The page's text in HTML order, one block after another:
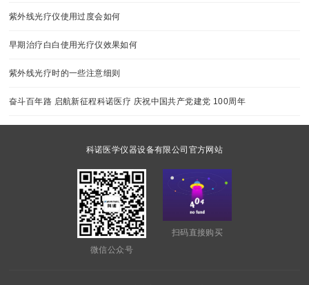
紫外线光疗仪使用过度会如何
早期治疗白白使用光疗仪效果如何
紫外线光疗时的一些注意细则
奋斗百年路 启航新征程科诺医疗 庆祝中国共产党建党 100周年
科诺医学仪器设备有限公司官方网站
微信公众号
扫码直接购买